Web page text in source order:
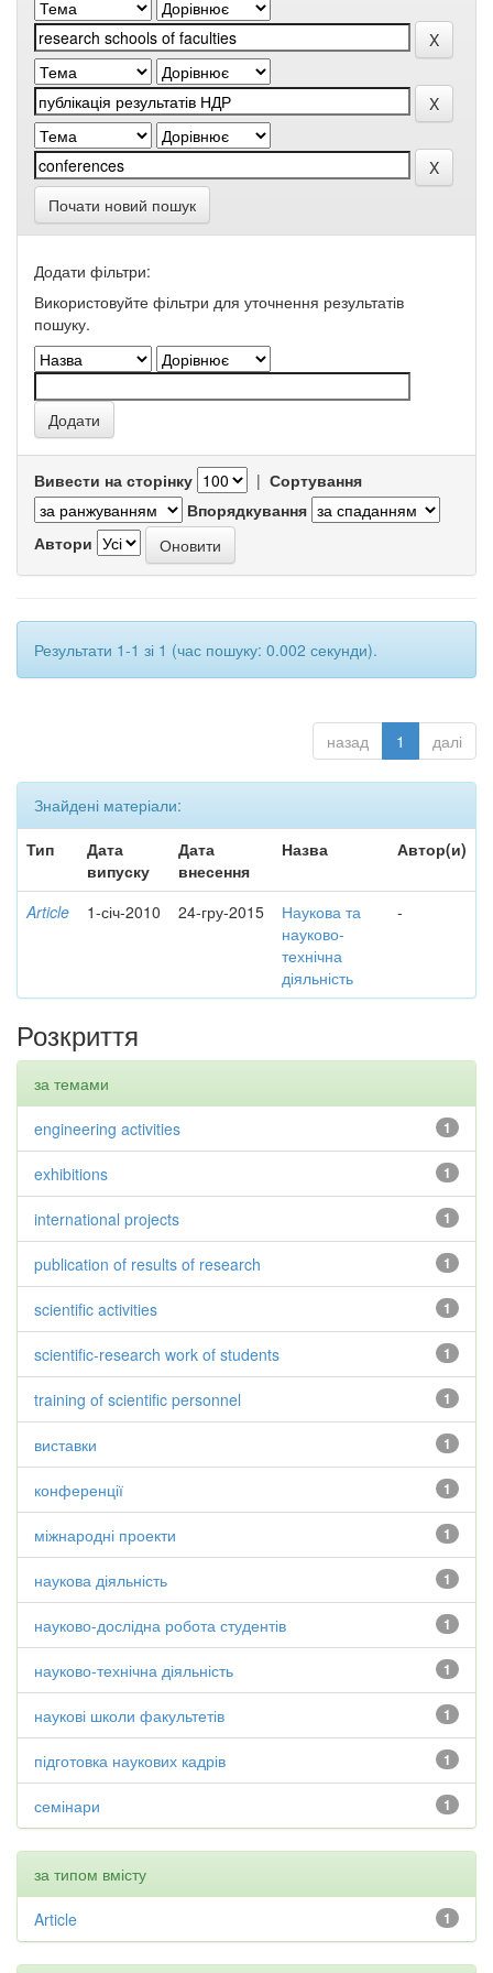
Почати новий пошук
Додати фільтри:
Використовуйте фільтри для уточнення результатів
пошуку.
Вивести на сторінку | Сортування
Впорядкування
Автори
Результати 1-1 зі 1 (час пошуку: 0.002 секунди).
назад 1 далі
Знайдені матеріали:
Тип
Дата
випуску
Дата
внесення
Назва Автор(и)
Article 1-січ-2010 24-гру-2015
Наукова та
науково-
технічна
діяльність
-
Розкриття
за темами
1
engineering activities
1
exhibitions
1
international projects
1
publication of results of research
1
scientific activities
1
scientific-research work of students
1
training of scientific personnel
1
виставки
1
конференції
1
міжнародні проекти
1
наукова діяльність
1
науково-дослідна робота студентів
1
науково-технічна діяльність
1
наукові школи факультетів
1
підготовка наукових кадрів
1
семінари
за типом вмісту
1
Article